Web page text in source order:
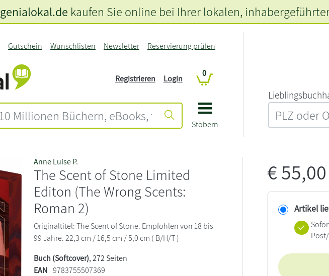
Stöbern
Gutschein Wunschlisten Newsletter Reservierung prüfen
Registrieren Login
0
genialokal.de kaufen Sie online bei Ihrer lokalen,
Anne Luise P.
The Scent of Stone Limited
Editon (The Wrong Scents:
Roman 2)
Originaltitel: The Scent of Stone. Empfohlen von 18 bis
99 Jahre. 22,3 cm / 16,5 cm / 5,0 cm ( B/H/T )
Buch (Softcover), 272 Seiten
EAN 9783755507369
€55,00
Artikel